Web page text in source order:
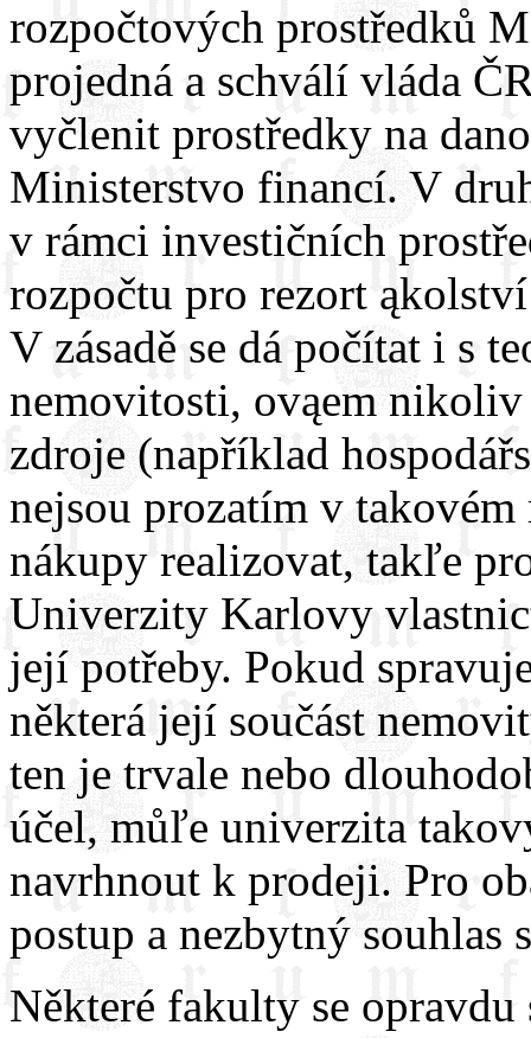
rozpočtových prostředků
projedná a schválí vláda
vyčlenit prostředky na
Ministerstvo financí. V
v rámci investičních
rozpočtu pro rezort
V zásadě se dá počítat i s
nemovitosti, ovąem
zdroje (například
nejsou prozatím v
nákupy realizovat, takľe
Univerzity Karlovy
její potřeby. Pokud
některá její součást
ten je trvale nebo
účel, můľe univerzita
navrhnout k prodeji. Pro
postup a nezbytný souhlas
Některé fakulty se